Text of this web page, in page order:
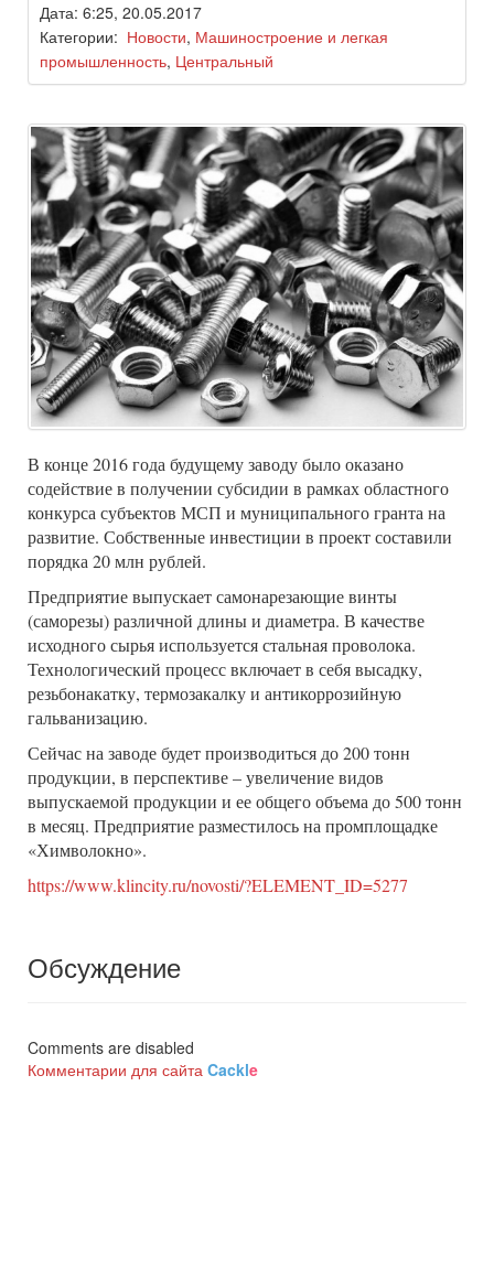
Дата: 6:25, 20.05.2017
Категории: Новости, Машиностроение и легкая
промышленность, Центральный
В конце 2016 года будущему заводу было оказано
содействие в получении субсидии в рамках областного
конкурса субъектов МСП и муниципального гранта на
развитие. Собственные инвестиции в проект составили
порядка 20 млн рублей.
Предприятие выпускает самонарезающие винты
(саморезы) различной длины и диаметра. В качестве
исходного сырья используется стальная проволока.
Технологический процесс включает в себя высадку,
резьбонакатку, термозакалку и антикоррозийную
гальванизацию.
Сейчас на заводе будет производиться до 200 тонн
продукции, в перспективе – увеличение видов
выпускаемой продукции и ее общего объема до 500 тонн
в месяц. Предприятие разместилось на промплощадке
«Химволокно».
https://www.klincity.ru/novosti/?ELEMENT_ID=5277
Обсуждение
Comments are disabled
Комментарии для сайта Cackle